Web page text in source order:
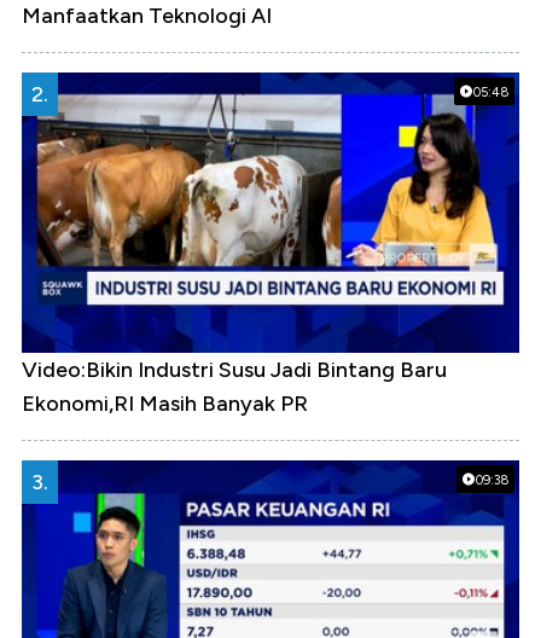
Manfaatkan Teknologi AI
05:48
2.
Video:Bikin Industri Susu Jadi Bintang Baru
Ekonomi,RI Masih Banyak PR
09:38
3.